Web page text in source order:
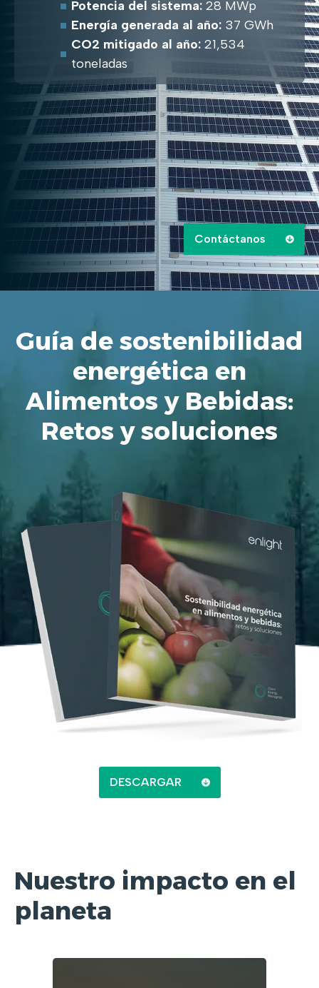
Potencia del sistema: 28 MWp
Energía generada al año: 37 GWh
CO2 mitigado al año: 21,534
toneladas
Contáctanos
Guía de sostenibilidad
energética en
Alimentos y Bebidas:
Retos y soluciones
DESCARGAR
Nuestro impacto en el
planeta